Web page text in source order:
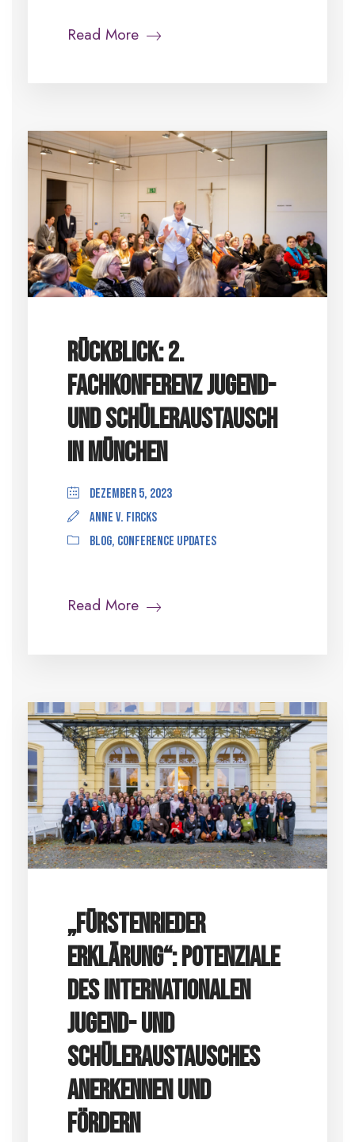
Read More
Rückblick: 2.
Fachkonferenz Jugend-
und Schüleraustausch
in München
Dezember 5, 2023
anne v. Fircks
Blog, Conference Updates
Read More
„Fürstenrieder
Erklärung“: Potenziale
des Internationalen
Jugend- und
Schüleraustausches
anerkennen und
fördern